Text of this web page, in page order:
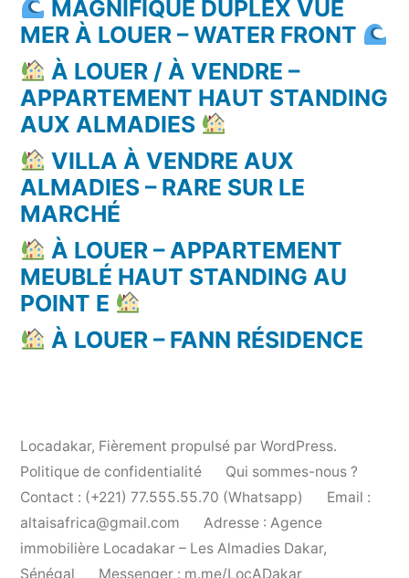
MAGNIFIQUE DUPLEX VUE
MER À LOUER – WATER FRONT
À LOUER / À VENDRE –
APPARTEMENT HAUT STANDING
AUX ALMADIES
VILLA À VENDRE AUX
ALMADIES – RARE SUR LE
MARCHÉ
À LOUER – APPARTEMENT
MEUBLÉ HAUT STANDING AU
POINT E
À LOUER – FANN RÉSIDENCE
Locadakar, Fièrement propulsé par WordPress.
Politique de confidentialité
Qui sommes-nous ?
Contact : (+221) 77.555.55.70 (Whatsapp)
Email :
altaisafrica@gmail.com
Adresse : Agence
immobilière Locadakar – Les Almadies Dakar,
Sénégal
Messenger : m.me/LocADakar